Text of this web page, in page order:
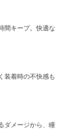
間キープ。快適な
装着時の不快感も
ダメージから、瞳